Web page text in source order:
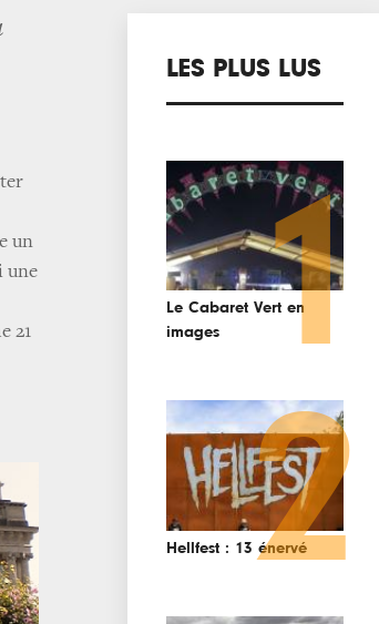
un
une
21
LES PLUS LUS
Le Cabaret Vert en
images
1
Hellfest : 13 énervé
2